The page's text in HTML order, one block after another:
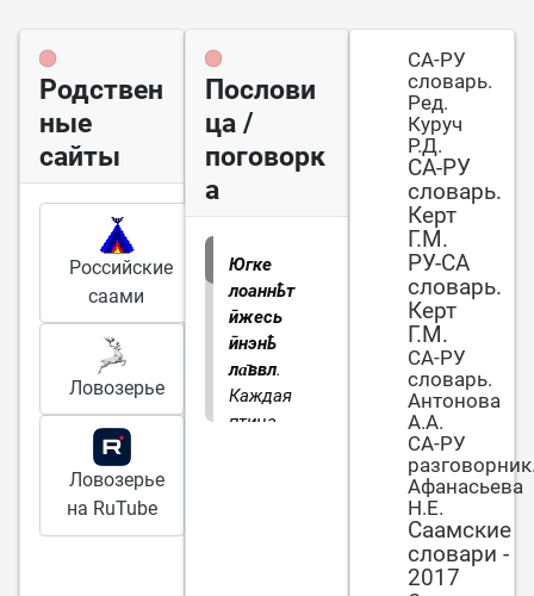
Родствен
ные
сайты
Российские
саами
Ловозерье
Ловозерье
на RuTube
Послови
ца /
поговорк
а
Югке
лоаннҍт
ӣжесь
ӣнэнҍ
ла̄ввл.
Каждая
птица
СА-РУ
словарь.
Ред.
Куруч
Р.Д.
СА-РУ
словарь.
Керт
Г.М.
РУ-СА
словарь.
Керт
Г.М.
СА-РУ
словарь.
Антонова
А.А.
СА-РУ
Афанасьева
Н.Е.
Саамские
словари -
2017